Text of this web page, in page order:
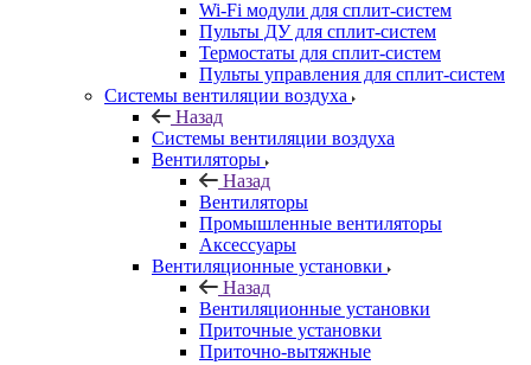
Wi-Fi модули для сплит-систем
Пульты ДУ для сплит-систем
Термостаты для сплит-систем
Пульты управления для сплит-систем
Системы вентиляции воздуха
Назад
Системы вентиляции воздуха
Вентиляторы
Назад
Вентиляторы
Промышленные вентиляторы
Аксессуары
Вентиляционные установки
Назад
Вентиляционные установки
Приточные установки
Приточно-вытяжные